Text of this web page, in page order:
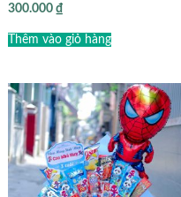
300.000 ₫
Thêm vào giỏ hàng